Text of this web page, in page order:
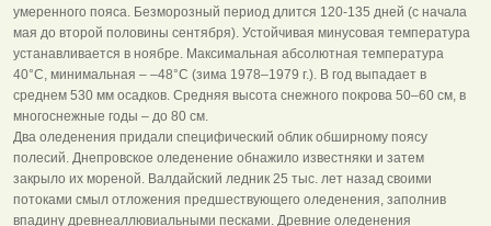
умеренного пояса. Без­морозный период длится 120-135 дней (с начала
мая до второй половины сентября). Устойчивая ми­нусовая температура
устанавливается в ноябре. Максимальная абсолютная температура
40°С, мини­мальная – –48°С (зима 1978–1979 г.). В год выпадает в
среднем 530 мм осадков. Средняя высота снежного покрова 50–60 см, в
многоснеж­ные годы – до 80 см.
Два оледенения придали специфический облик обширному поясу
полесий. Днепровское оледенение обнажило известняки и затем
закрыло их мореной. Валдайский ледник 25 тыс. лет назад своими
потоками смыл отложения предшествующего оледенения, заполнив
впадину древнеаллювиальными песками. Древние оледенения